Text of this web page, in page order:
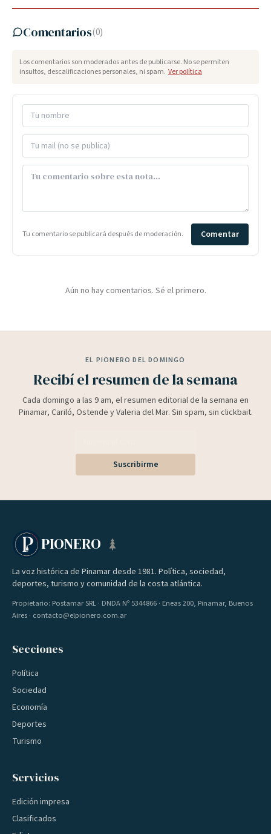
Comentarios(0)
Los comentarios son moderados antes de publicarse. No se permiten
insultos, descalificaciones personales, ni spam. Ver política
Tu comentario se publicará después de moderación. Comentar
Aún no hay comentarios. Sé el primero.
EL PIONERO DEL DOMINGO
Recibí el resumen de la semana
Cada domingo a las 9 am, el resumen editorial de la semana en
Pinamar, Cariló, Ostende y Valeria del Mar. Sin spam, sin clickbait.
Suscribirme
PIONERO
La voz histórica de Pinamar desde 1981. Política, sociedad,
deportes, turismo y comunidad de la costa atlántica.
Propietario: Postamar SRL · DNDA Nº 5344866 · Eneas 200, Pinamar, Buenos
Aires · contacto@elpionero.com.ar
Secciones
Política
Sociedad
Economía
Deportes
Turismo
Servicios
Edición impresa
Clasificados